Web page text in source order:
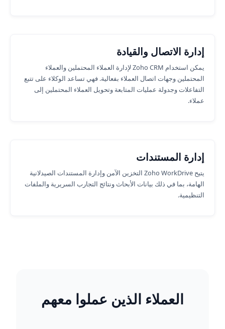
إدارة الاتصال والقيادة
يمكن استخدام Zoho CRM لإدارة العملاء المحتملين والعملاء
المحتملين وجهات اتصال العملاء بفعالية. فهي تساعد الوكلاء على تتبع
التفاعلات وجدولة عمليات المتابعة وتحويل العملاء المحتملين إلى
عملاء.
إدارة المستندات
يتيح Zoho WorkDrive التخزين الآمن وإدارة المستندات الصيدلانية
الهامة، بما في ذلك بيانات الأبحاث ونتائج التجارب السريرية والملفات
التنظيمية.
العملاء الذين عملوا معهم